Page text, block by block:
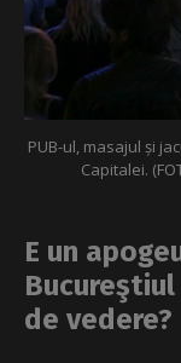
PUB-ul, masajul și
Capitalei.
E un
de vedere?